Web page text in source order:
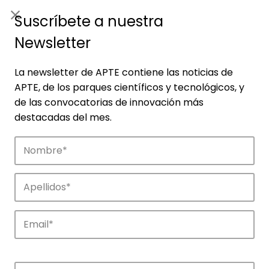
Empresas
Descubre las empresas que impulsan la
innovación en los parques de APTE.
Suscríbete a nuestra
Newsletter
La newsletter de APTE contiene las noticias de
APTE, de los parques científicos y tecnológicos, y
de las convocatorias de innovación más
destacadas del mes.